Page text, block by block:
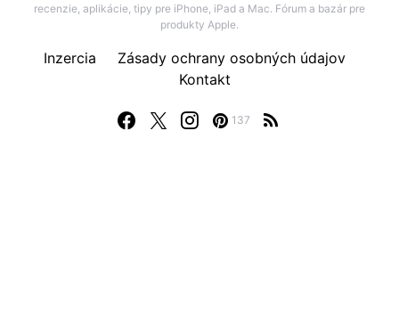
recenzie, aplikácie, tipy pre iPhone, iPad a Mac. Fórum a bazár pre
produkty Apple.
137
Inzercia
Zásady ochrany osobných údajov
Kontakt